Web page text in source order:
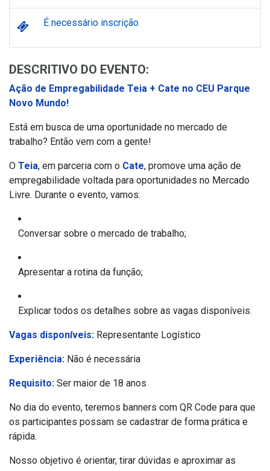
É necessário inscrição.
DESCRITIVO DO EVENTO:
Ação de Empregabilidade Teia + Cate no CEU Parque
Novo Mundo!
Está em busca de uma oportunidade no mercado de
trabalho? Então vem com a gente!
O Teia, em parceria com o Cate, promove uma ação de
empregabilidade voltada para oportunidades no Mercado
Livre. Durante o evento, vamos:
Conversar sobre o mercado de trabalho;
Apresentar a rotina da função;
Explicar todos os detalhes sobre as vagas disponíveis.
Vagas disponíveis: Representante Logístico
Experiência: Não é necessária
Requisito: Ser maior de 18 anos
No dia do evento, teremos banners com QR Code para que
os participantes possam se cadastrar de forma prática e
rápida.
Nosso objetivo é orientar, tirar dúvidas e aproximar as